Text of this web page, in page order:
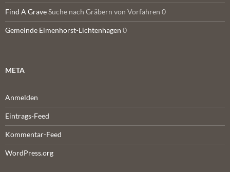
Find A GraveSuche nach Gräbern von Vorfahren 0
Gemeinde Elmenhorst-Lichtenhagen 0
META
Anmelden
Eintrags-Feed
Kommentar-Feed
WordPress.org